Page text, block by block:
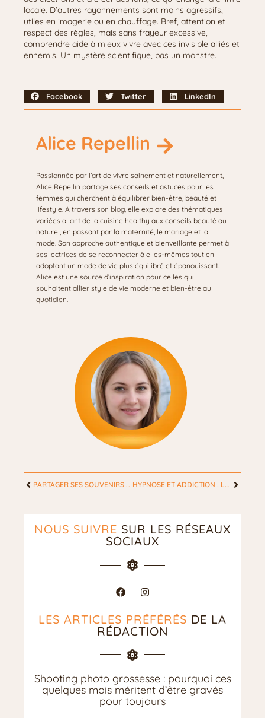
locale. D’autres rayonnements sont moins agressifs,
utiles en imagerie ou en chauffage. Bref, attention et
respect des règles, mais sans frayeur excessive,
comprendre aide à mieux vivre avec ces invisible alliés et
ennemis. Un mystère scientifique, pas un monstre.
Facebook Twitter LinkedIn
Alice Repellin
Passionnée par l’art de vivre sainement et naturellement,
Alice Repellin partage ses conseils et astuces pour les
femmes qui cherchent à équilibrer bien-être, beauté et
lifestyle. À travers son blog, elle explore des thématiques
variées allant de la cuisine healthy aux conseils beauté au
naturel, en passant par la maternité, le mariage et la
mode. Son approche authentique et bienveillante permet à
ses lectrices de se reconnecter à elles-mêmes tout en
adoptant un mode de vie plus équilibré et épanouissant.
Alice est une source d’inspiration pour celles qui
souhaitent allier style de vie moderne et bien-être au
quotidien.
PARTAGER SES SOUVENIRS AUTREMENT : QUAND LA CARTE POSTALE REVIENT À LA MODE HYPNOSE ET ADDICTION : LA MÉTHODE FONCTIONNE-T-ELLE POUR LES FEMMES ?
NOUS SUIVRE SUR LES RÉSEAUX
SOCIAUX
LES ARTICLES PRÉFÉRÉS DE LA
RÉDACTION
Shooting photo grossesse : pourquoi ces
quelques mois méritent d’être gravés
pour toujours